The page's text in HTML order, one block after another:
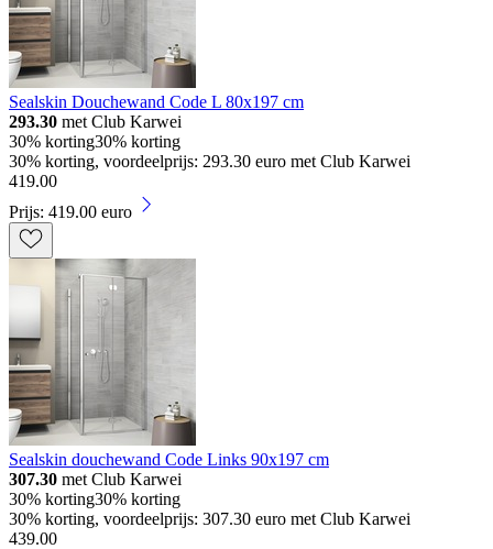
Sealskin Douchewand Code L 80x197 cm
293.30 met Club Karwei
30% korting30% korting
30% korting, voordeelprijs: 293.30 euro met Club Karwei
419.00
Prijs: 419.00 euro
Sealskin douchewand Code Links 90x197 cm
307.30 met Club Karwei
30% korting30% korting
30% korting, voordeelprijs: 307.30 euro met Club Karwei
439.00